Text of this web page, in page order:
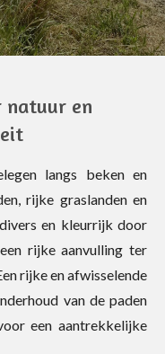
natuur en
langs beken en
rijke graslanden en
en kleurrijk door
rijke aanvulling ter
rijke en afwisselende
van de paden
een aantrekkelijke